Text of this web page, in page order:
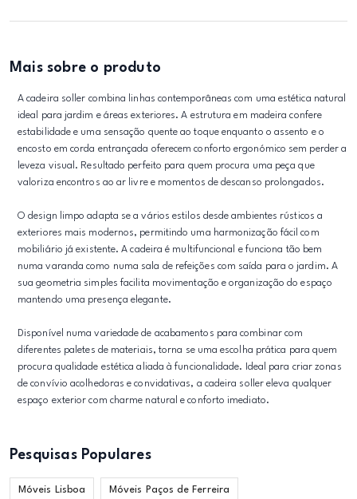
Mais sobre o produto
A cadeira soller combina linhas contemporâneas com uma estética natural
ideal para jardim e áreas exteriores. A estrutura em madeira confere
estabilidade e uma sensação quente ao toque enquanto o assento e o
encosto em corda entrançada oferecem conforto ergonómico sem perder a
leveza visual. Resultado perfeito para quem procura uma peça que
valoriza encontros ao ar livre e momentos de descanso prolongados.
O design limpo adapta se a vários estilos desde ambientes rústicos a
exteriores mais modernos, permitindo uma harmonização fácil com
mobiliário já existente. A cadeira é multifuncional e funciona tão bem
numa varanda como numa sala de refeições com saída para o jardim. A
sua geometria simples facilita movimentação e organização do espaço
mantendo uma presença elegante.
Disponível numa variedade de acabamentos para combinar com
diferentes paletes de materiais, torna se uma escolha prática para quem
procura qualidade estética aliada à funcionalidade. Ideal para criar zonas
de convívio acolhedoras e convidativas, a cadeira soller eleva qualquer
espaço exterior com charme natural e conforto imediato.
Pesquisas Populares
Móveis Lisboa Móveis Paços de Ferreira